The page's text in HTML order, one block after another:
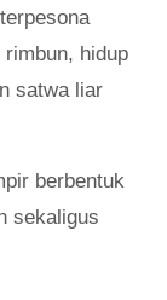
rimbun, hidup
satwa liar
berbentuk
sekaligus